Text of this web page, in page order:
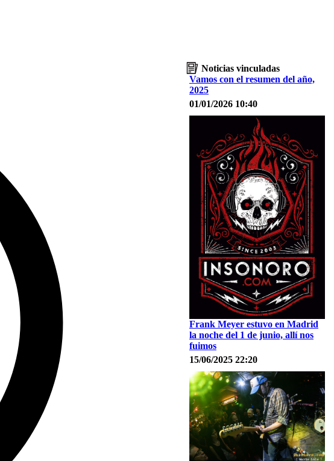
Noticias vinculadas
Vamos con el resumen del año,
2025
01/01/2026 10:40
Frank Meyer estuvo en Madrid
la noche del 1 de junio, allí nos
fuimos
15/06/2025 22:20